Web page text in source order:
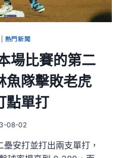
熱門新聞
場比賽的第二
魚隊擊敗老虎
點單打
08-02
安打並打出兩支單打，